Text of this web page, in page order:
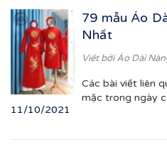
11/10/2021
79 mẫu Áo
Nhất
Viết bởiÁo Dài
Các bài viết liên
mặc trong ngày